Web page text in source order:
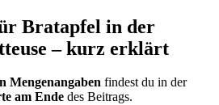
Bratapfel in der
– kurz erklärt
Mengenangaben findest du in der
am Endedes Beitrags.